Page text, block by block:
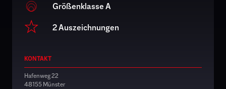
Größenklasse A
2 Auszeichnungen
KONTAKT
Hafenweg 22
48155 Münster